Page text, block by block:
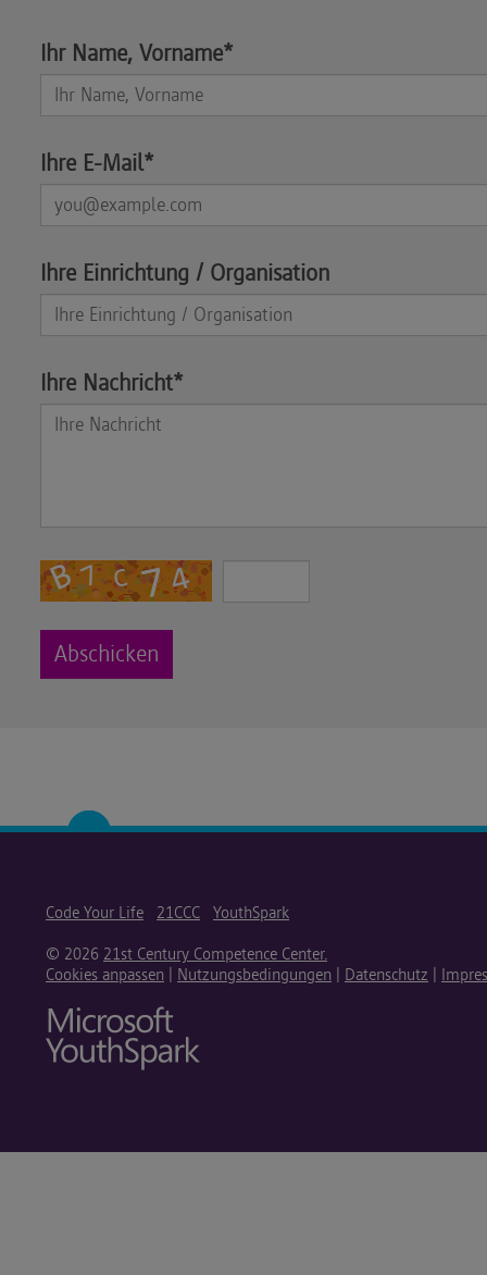
Ihr Name, Vorname*
Ihre E-Mail*
Ihre Einrichtung / Organisation
Ihre Nachricht*
Code Your Life 21CCC YouthSpark
© 2026 21st Century Competence Center.
Cookies anpassen
Nutzungsbedingungen Datenschutz